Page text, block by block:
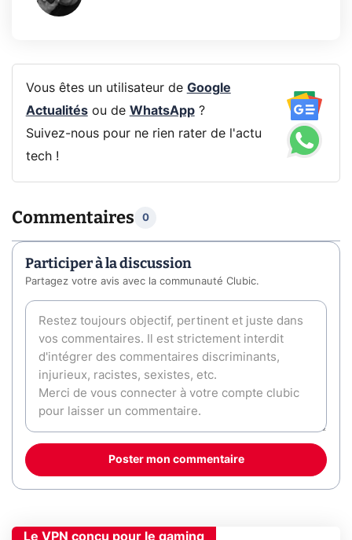
Vous êtes un utilisateur de Google
Actualitésou de WhatsApp?
Suivez-nous pour ne rien rater de l'actu
tech !
Commentaires 0
Participer à la discussion
Partagez votre avis avec la communauté Clubic.
Poster mon commentaire
Le VPN conçu pour le gaming